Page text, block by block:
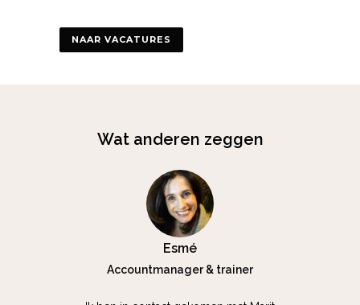
NAAR VACATURES
Wat anderen zeggen
Esmé
Accountmanager & trainer